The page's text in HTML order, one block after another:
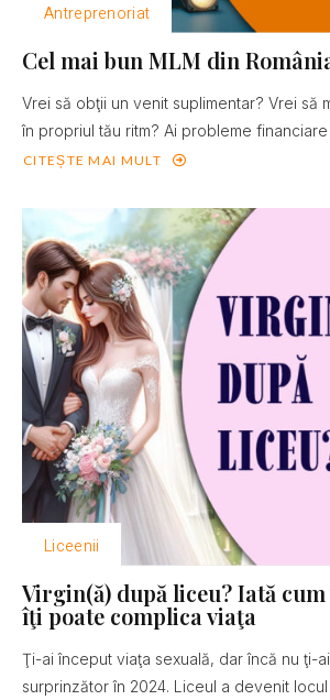
Antreprenoriat
Cel mai bun MLM din
Vrei să obţii un venit suplimentar? Vrei să
în propriul tău ritm? Ai probleme financiare
CITEȘTE MAI MULT
Liceenii
Virgin(ă) după liceu? Iată
îţi poate complica viaţa
Ţi-ai început viaţa sexuală, dar încă nu ţi-
surprinzător în 2024. Liceul a devenit locul